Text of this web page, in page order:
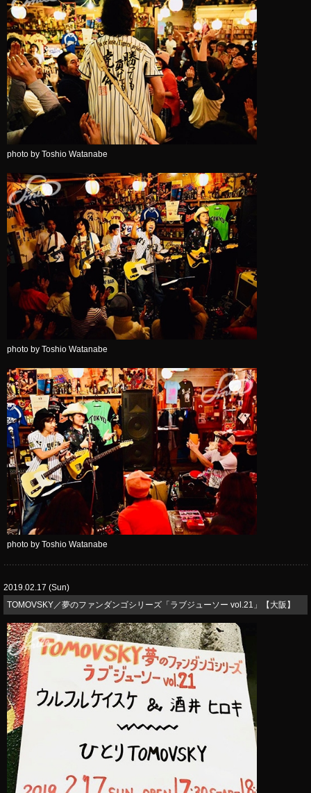
photo by Toshio Watanabe
photo by Toshio Watanabe
photo by Toshio Watanabe
2019.02.17 (Sun)
TOMOVSKY／夢のファンダンゴシリーズ「ラブジューソー vol.21」【大阪】